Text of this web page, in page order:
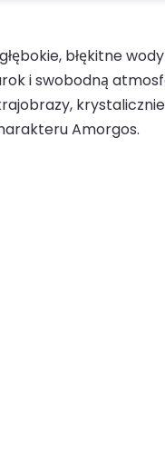
błękitne
i swobodną
Amorgos.